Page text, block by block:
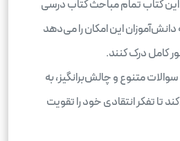
این کتاب تمام مباحث کتاب درسی
این امکان را می‌دهد
کامل درک کنند.
متنوع و چالش‌برانگیز، به
تا تفکر انتقادی خود را تقویت